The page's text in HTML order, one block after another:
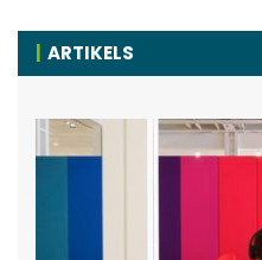
ARTIKELS